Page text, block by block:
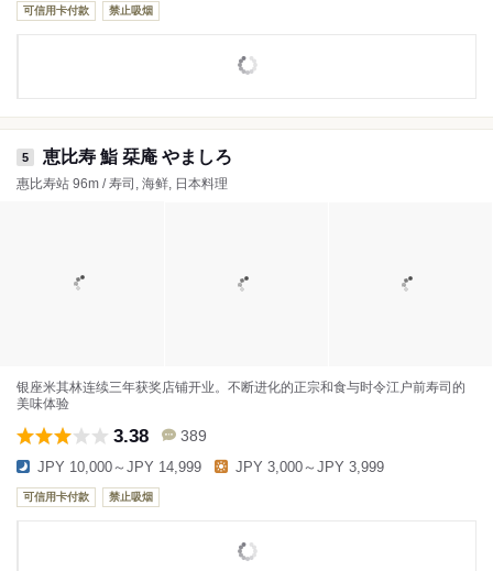
可信用卡付款 禁止吸烟
5 恵比寿 鮨 栞庵 やましろ
惠比寿站 96m / 寿司, 海鲜, 日本料理
银座米其林连续三年获奖店铺开业。不断进化的正宗和食与时令江户前寿司的
美味体验
3.38 389
JPY 10,000～JPY 14,999 JPY 3,000～JPY 3,999
可信用卡付款 禁止吸烟